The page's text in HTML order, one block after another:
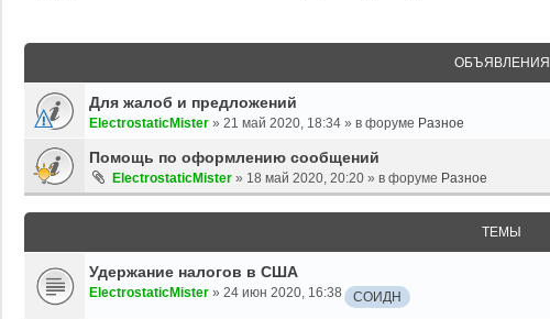
ОБЪЯВЛЕНИЯ
Для жалоб и предложений
ElectrostaticMister » 21 май 2020, 18:34 » в форуме Разное
Помощь по оформлению сообщений
ElectrostaticMister » 18 май 2020, 20:20 » в форуме Разное
ТЕМЫ
Удержание налогов в США
ElectrostaticMister » 24 июн 2020, 16:38 СОИДН